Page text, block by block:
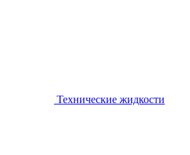
Технические жидкости